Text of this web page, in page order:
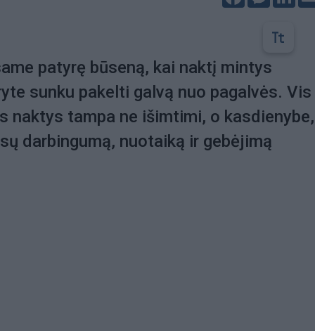
patyrę būseną, kai naktį mintys
sunku pakelti galvą nuo pagalvės. Vis
naktys tampa ne išimtimi, o
darbingumą, nuotaiką ir gebėjimą